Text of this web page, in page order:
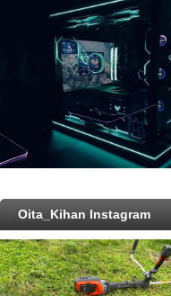
Oita_Kihan Instagram